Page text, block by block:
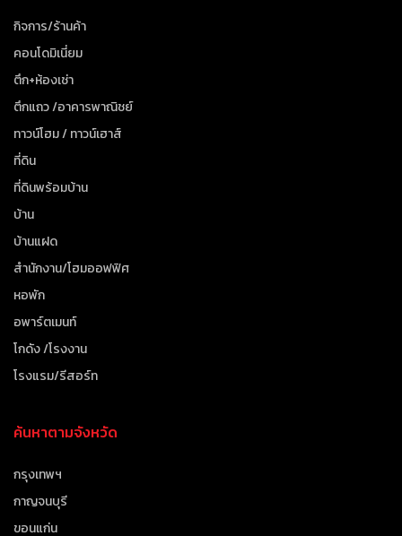
กิจการ/ร้านค้า
คอนโดมิเนี่ยม
ตึก+ห้องเช่า
ตึกแถว /อาคารพาณิชย์
ทาวน์โฮม / ทาวน์เฮาส์
ที่ดิน
ที่ดินพร้อมบ้าน
บ้าน
บ้านแฝด
สำนักงาน/โฮมออฟฟิศ
หอพัก
อพาร์ตเมนท์
โกดัง /โรงงาน
โรงแรม/รีสอร์ท
ค้นหาตามจังหวัด
กรุงเทพฯ
กาญจนบุรี
ขอนแก่น